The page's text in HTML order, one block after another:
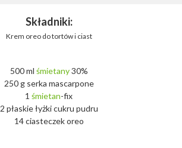
Składniki:
Krem oreo do tortów i ciast
500 ml śmietany30%
250 g serka mascarpone
1 śmietan-fix
2 płaskie łyżki cukru pudru
14 ciasteczek oreo